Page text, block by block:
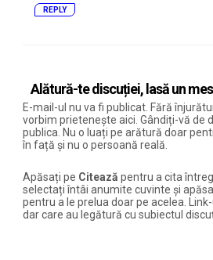
REPLY
Alătură-te discuției, lasă un
E-mail-ul nu va fi publicat. Fără
vorbim prietenește aici. Gândiți-vă de
publica. Nu o luați pe arătură doar
în față și nu o persoană reală.
Apăsați pe Citează pentru a cita
selectați întâi anumite cuvinte și
pentru a le prelua doar pe acelea.
dar care au legătură cu subiectul